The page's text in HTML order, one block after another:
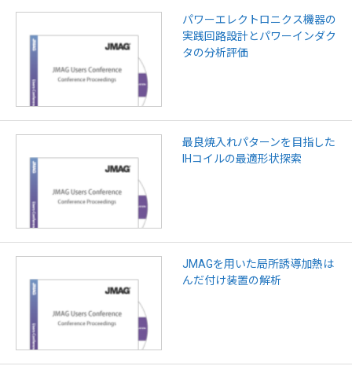
パワーエレクトロニクス機器の
実践回路設計とパワーインダク
タの分析評価
最良焼入れパターンを目指した
IHコイルの最適形状探索
JMAGを用いた局所誘導加熱は
んだ付け装置の解析